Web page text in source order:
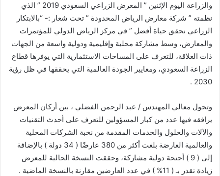
والزراعة اليوم الإثنين ” المعرض الزراعي السعودي 2019 ” الذي
نظمته ” شركة معارض الرياض المحدودة ” تحت شعار :- “بالابتكار
الزراعي نحقق حياة أفضل ” في مركز الرياض الدولي للمؤتمرات
والمعارض، وسط مشاركة محلية وإقليمية ودولية واسعة من الجهات
ذات العلاقة، للتعرف على المساحات الاستثمارية التي يوفرها قطاع
الزراعة السعودي، ومعايير الجودة العالمية التي يحققها في ظل رؤية
2030 .
وتجول معالي المهندس / عبد الرحمن الفضلي ، بين أركان المعرض
يرافقه فيها عدد من كبار المسؤولين للتعرف على أحدث التقنيات
والآلات والحلول والخدمات المقدمة من نخبة الشركات المحلية
والعالمية العارضة بلغت أكثر من 380 عارضًا ( 34 دولة ) بالإضافة
إلى ( 9 ) أجنحة دولية مشاركة، وحققت النسخة الحالية للمعرض
زيادة تقدر بـ ( 11% ) في عدد العارضين مقارنة بالنسخة الماضية .